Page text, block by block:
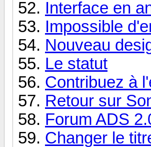
Interface en
Impossible
Nouveau
Le statut
Contribuez à
Retour sur
Forum ADS
Changer le